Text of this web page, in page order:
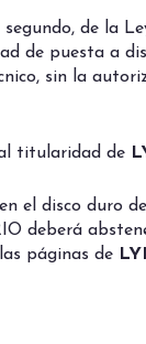
de la
de puesta a
sin la
titularidad de
el disco duro
deberá
páginas de